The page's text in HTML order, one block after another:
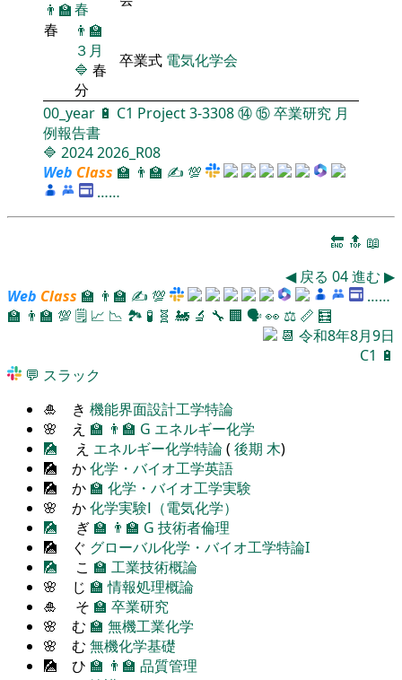
👨‍🏫
春
春
👨‍🏫
３月
🔷 春
分
卒業式 電気化学会
00_year 🔋 C1 Project3-3308⑭⑮卒業研究 月
例報告書
🔷 20242026_R08
Web Class 🏫 👨‍🏫 ✍ 💯
……
🔚 🔝 📖
◀ 戻る 04進む ▶
Web Class 🏫 👨‍🏫 ✍ 💯
……
🏫 👨‍🏫 💯 🗒️ 📈 📉 🏞 🧪 🧬 🚂 🔬 🔧 🏢 🗣️👀 ⚖️ 📏 🧮
📆 令和8年8月9日
C1 🔋
💬 スラック
🎍 き 機能界面設計工学特論
🌸 え 🏫 👨‍🏫 G エネルギー化学
🎑 え エネルギー化学特論( 後期 木)
🎑 か化学・バイオ工学英語
🎑 か 🏫 化学・バイオ工学実験
🌸 か化学実験Ⅰ（電気化学）
🎑 ぎ 🏫 👨‍🏫 G 技術者倫理
🎑 ぐ グローバル化学・バイオ工学特論I
🎑 こ 🏫 工業技術概論
🌸 じ 🏫 情報処理概論
🎍 そ 🏫 卒業研究
🌸 む 🏫 無機工業化学
🌸 む 無機化学基礎
🎑 ひ 🏫 👨‍🏫 品質管理